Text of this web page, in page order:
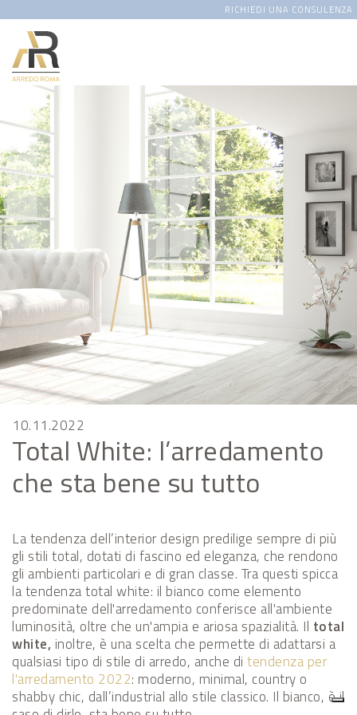
RICHIEDI UNA CONSULENZA
10.11.2022
Total White: l’arredamento
che sta bene su tutto
La tendenza dell’interior design predilige sempre di più
gli stili total, dotati di fascino ed eleganza, che rendono
gli ambienti particolari e di gran classe. Tra questi spicca
la tendenza total white: il bianco come elemento
predominate dell'arredamento conferisce all'ambiente
luminosità, oltre che un'ampia e ariosa spazialità. Il total
white, inoltre, è una scelta che permette di adattarsi a
qualsiasi tipo di stile di arredo, anche di tendenza per
l'arredamento 2022: moderno, minimal, country o
shabby chic, dall’industrial allo stile classico. Il bianco, è il